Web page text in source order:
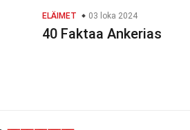
ELÄIMET 03 loka 2024
40 Faktaa Ankerias